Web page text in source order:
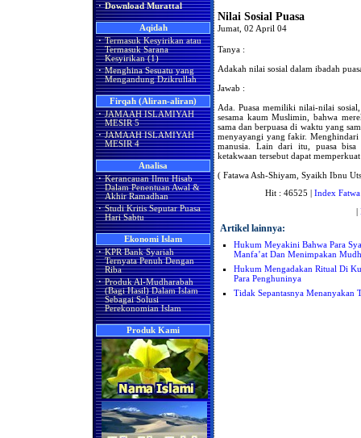
· Download Murattal
Aqidah
· Termasuk Kesyirikan atau
Termasuk Sarana
Kesyirikan (1)
· Menghina Sesuatu yang
Mengandung Dzikrullah
Firqah (Aliran-aliran)
· JAMAAH ISLAMIYAH
MESIR 5
· JAMAAH ISLAMIYAH
MESIR 4
Analisa
· Kerancauan Ilmu Hisab
Dalam Penentuan Awal &
Akhir Ramadhan
· Studi Kritis Seputar Puasa
Hari Sabtu
Ekonomi Islam
· KPR Bank Syariah
Ternyata Penuh Dengan
Riba
· Produk Al-Mudharabah
(Bagi Hasil) Dalam Islam
Sebagai Solusi
Perekonomian Islam
Produk Kami
Nilai Sosial Puasa
Jumat, 02 April 04
Tanya :
Adakah nilai sosial dalam ibadah
Jawab :
Ada. Puasa memiliki nilai-nilai
sesama kaum Muslimin, bahwa
sama dan berpuasa di waktu yang
menyayangi yang fakir. Menghindari
manusia. Lain dari itu, puasa bisa
ketakwaan tersebut dapat
( Fatawa Ash-Shiyam, Syaikh Ibnu
Hit : 46525 | Index Fatwa
|
Artikel lainnya:
Hukum Meyakini Bahwa Para
Manfa’at Dan Menimpakan
Hukum Mengadakan Ritual Di
Para Penghuninya
Tidak Sepantasnya Menanyakan